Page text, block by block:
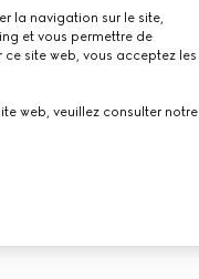
la navigation sur le site,
et vous permettre de
site web, vous acceptez les
web, veuillez consulter notre